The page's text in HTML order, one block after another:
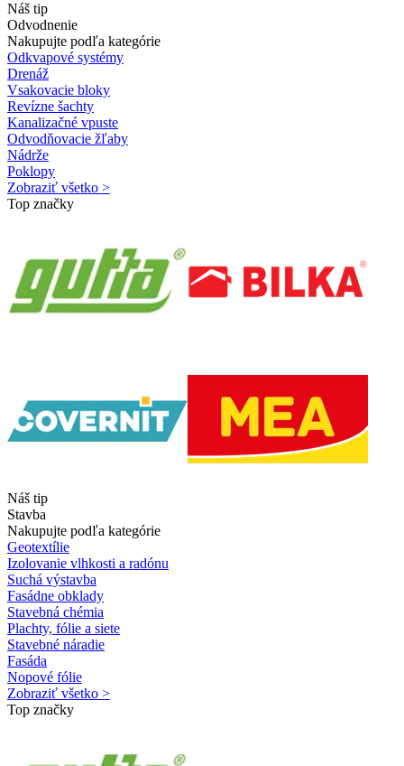
Náš tip
Odvodnenie
Nakupujte podľa kategórie
Odkvapové systémy
Drenáž
Vsakovacie bloky
Revízne šachty
Kanalizačné vpuste
Odvodňovacie žľaby
Nádrže
Poklopy
Zobraziť všetko >
Top značky
Náš tip
Stavba
Nakupujte podľa kategórie
Geotextílie
Izolovanie vlhkosti a radónu
Suchá výstavba
Fasádne obklady
Stavebná chémia
Plachty, fólie a siete
Stavebné náradie
Fasáda
Nopové fólie
Zobraziť všetko >
Top značky